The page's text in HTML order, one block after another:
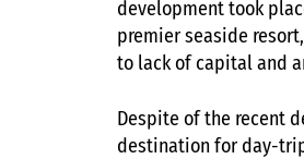
development took
premier seaside
to lack of capital and
Despite of the recent
destination for day-